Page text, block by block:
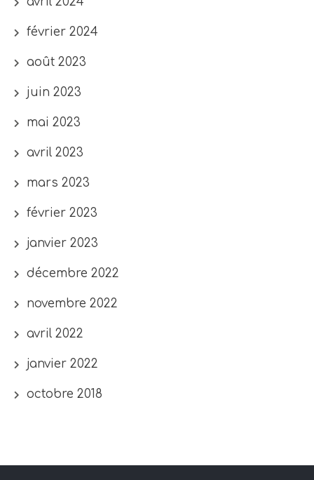
février 2024
août 2023
juin 2023
mai 2023
avril 2023
mars 2023
février 2023
janvier 2023
décembre 2022
novembre 2022
avril 2022
janvier 2022
octobre 2018